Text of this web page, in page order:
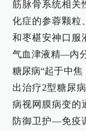
筋脉骨系统相关
化症的参蓉颗粒
和枣椹安神口
气血津液精—内
糖尿病“起于中焦
出治疗2型糖尿
病视网膜病变的
防御卫护—免疫